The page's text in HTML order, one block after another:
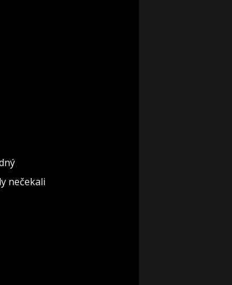
nečekali